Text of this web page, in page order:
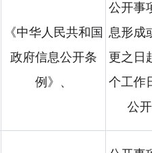
《中华人民共和国
政府信息公开条
例》、
公开事
息形成
更之日
个工作
公开